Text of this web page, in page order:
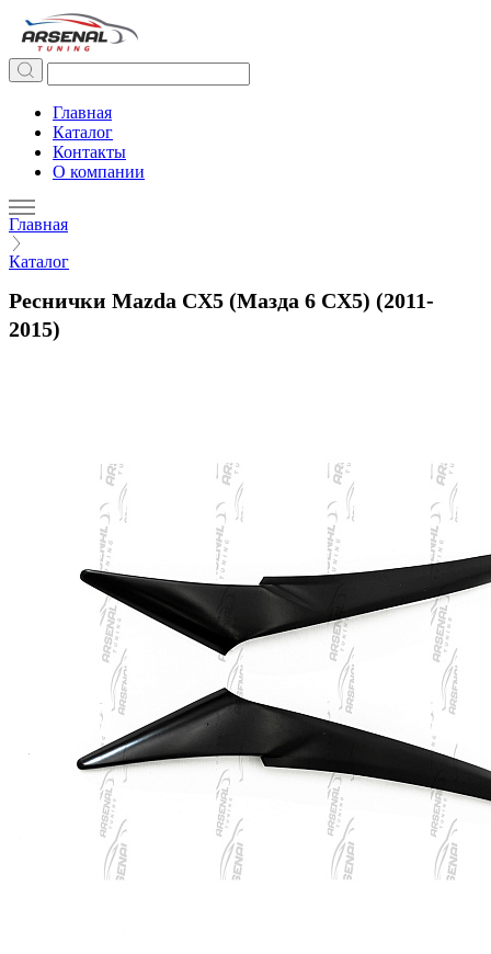
Главная
Каталог
Контакты
О компании
Главная
Каталог
Реснички Mazda CX5 (Мазда 6 CX5) (2011-
2015)